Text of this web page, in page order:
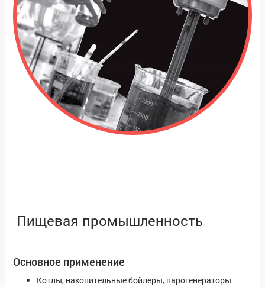
Пищевая промышленность
Основное применение
Котлы, накопительные бойлеры, парогенераторы